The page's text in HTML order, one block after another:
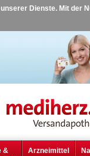
Dienste. Mit der
&
Arzneimittel